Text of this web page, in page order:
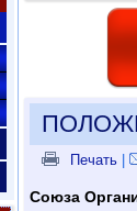
Печать
Союзa